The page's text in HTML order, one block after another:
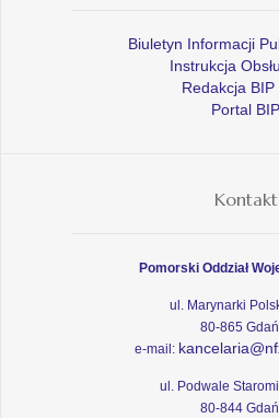
Biuletyn Informacji
Instrukcja
Redakcja BIP
Portal BIP
Kontakt
Pomorski Oddział
ul. Marynarki
80-865
e-mail:
ul. Podwale
80-844